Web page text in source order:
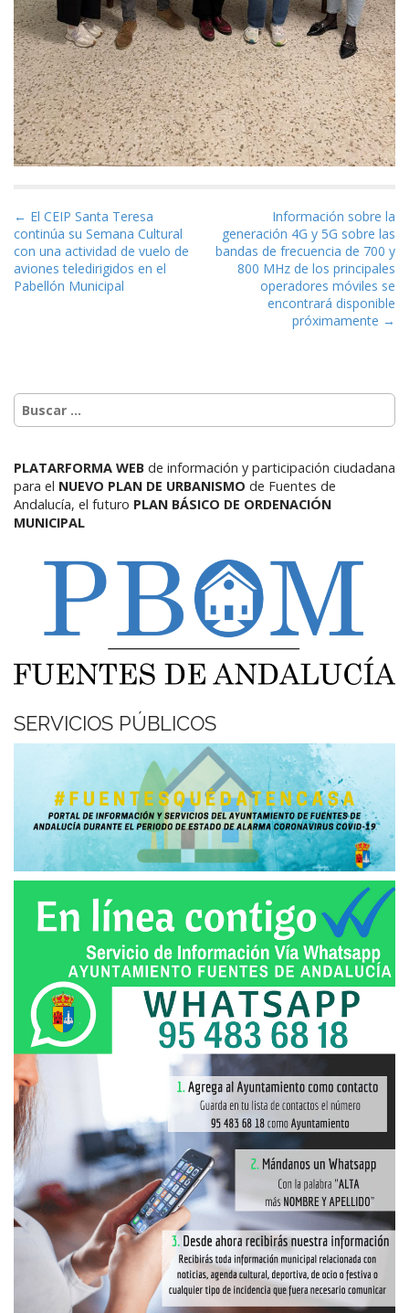
Navegación de entradas
← El CEIP Santa Teresa
continúa su Semana Cultural
con una actividad de vuelo de
aviones teledirigidos en el
Pabellón Municipal
Información sobre la
generación 4G y 5G sobre las
bandas de frecuencia de 700 y
800 MHz de los principales
operadores móviles se
encontrará disponible
próximamente →
PLATARFORMA WEB de información y participación ciudadana
para el NUEVO PLAN DE URBANISMO de Fuentes de
Andalucía, el futuro PLAN BÁSICO DE ORDENACIÓN
MUNICIPAL
SERVICIOS PÚBLICOS